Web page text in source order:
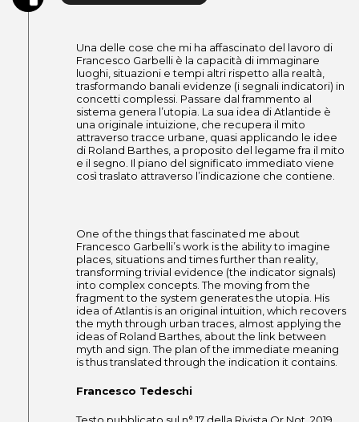
Una delle cose che mi ha affascinato del lavoro di
Francesco Garbelli è la capacità di immaginare
luoghi, situazioni e tempi altri rispetto alla realtà,
trasformando banali evidenze (i segnali indicatori) in
concetti complessi. Passare dal frammento al
sistema genera l’utopia. La sua idea di Atlantide è
una originale intuizione, che recupera il mito
attraverso tracce urbane, quasi applicando le idee
di Roland Barthes, a proposito del legame fra il mito
e il segno. Il piano del significato immediato viene
così traslato attraverso l’indicazione che contiene.
One of the things that fascinated me about
Francesco Garbelli’s work is the ability to imagine
places, situations and times further than reality,
transforming trivial evidence (the indicator signals)
into complex concepts. The moving from the
fragment to the system generates the utopia. His
idea of ​​Atlantis is an original intuition, which recovers
the myth through urban traces, almost applying the
ideas of Roland Barthes, about the link between
myth and sign. The plan of the immediate meaning
is thus translated through the indication it contains.
Francesco Tedeschi